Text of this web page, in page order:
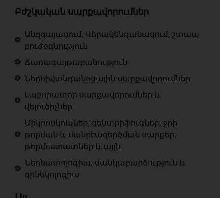
Բժշկական սարքավորումներ
Անզգայացում, Վերակենդանացում, շտապ
բուժօգնություն
Ճառագայթաբանություն
Ներհիվանդանոցային սարքավորումներ
Լաբորատոր սարքավորումներ և
վելուծիչներ
Միկրոսկոպներ, ցենտրիֆուգներ, ջրի
թորման և մանրէազերծման սարքեր,
թերմոստատներ և այլն.
Նեոնատոլոգիա, մանկաբարձություն և
գինեկոլոգիա